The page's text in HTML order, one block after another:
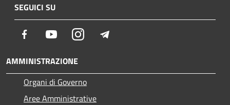
SEGUICI SU
Facebook YoutubeInstagram
AMMINISTRAZIONE
Organi di Governo
Aree Amministrative